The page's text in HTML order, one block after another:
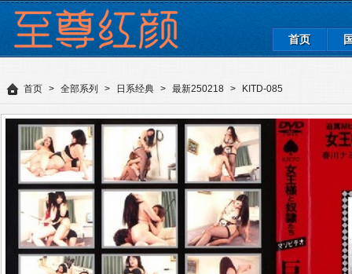
首页
首页 > 全部系列 > 日系经典 > 最新250218 > KITD-085